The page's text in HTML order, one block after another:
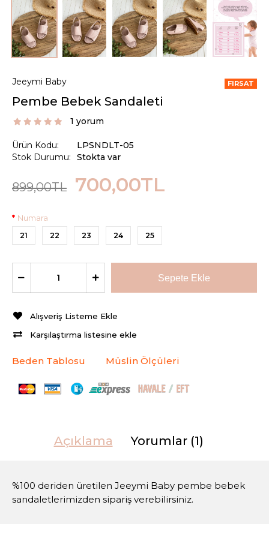
Jeeymi Baby FIRSAT
Pembe Bebek Sandaleti
1 yorum
Ürün Kodu:
Stok Durumu:
LPSNDLT-05
Stokta var
899,00TL 700,00TL
Numara
21 22 23 24 25
Alışveriş Listeme Ekle
Karşılaştırma listesine ekle
Beden Tablosu Müslin Ölçüleri
Açıklama Yorumlar (1)
%100 deriden üretilen Jeeymi Baby pembe bebek
sandaletlerimizden sipariş verebilirsiniz.